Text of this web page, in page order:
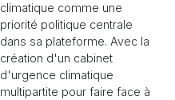
climatique comme une
priorité politique centrale
dans sa plateforme. Avec la
création d'un cabinet
d'urgence climatique
multipartite pour faire face à